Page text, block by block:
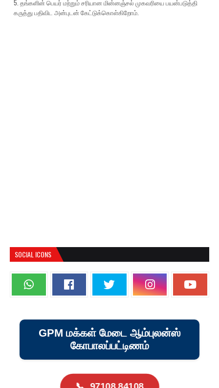
5. தங்களின் பெயர் மற்றும் சரியான மின்னஞ்சல் முகவரியை பயன்படுத்தி
கருத்து பதிவிட அன்புடன் கேட்டுக்கொள்கிறோம்.
SOCIAL ICONS
GPM மக்கள் மேடை ஆம்புலன்ஸ்
கோபாலப்பட்டிணம்